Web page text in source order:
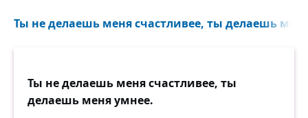
Ты не делаешь меня счастливее, ты делаешь
Ты не делаешь меня счастливее, ты
делаешь меня умнее.